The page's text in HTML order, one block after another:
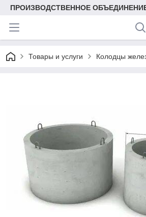
ПРОИЗВОДСТВЕННОЕ
Товары и услуги Колодцы